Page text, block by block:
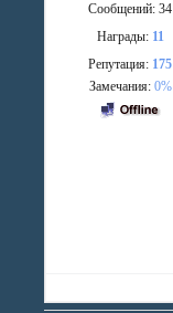
Сообщений:34
Награды: 11
Репутация: 175
Замечания: 0%